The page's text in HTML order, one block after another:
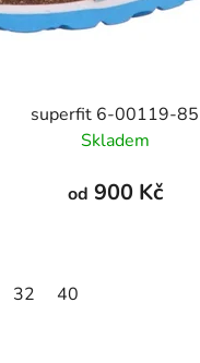
superfit 6-00119-85
Skladem
od 900 Kč
32 40